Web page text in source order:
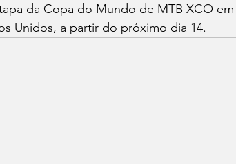
da Copa do Mundo de MTB XCO
Unidos, a partir do próximo dia 14.